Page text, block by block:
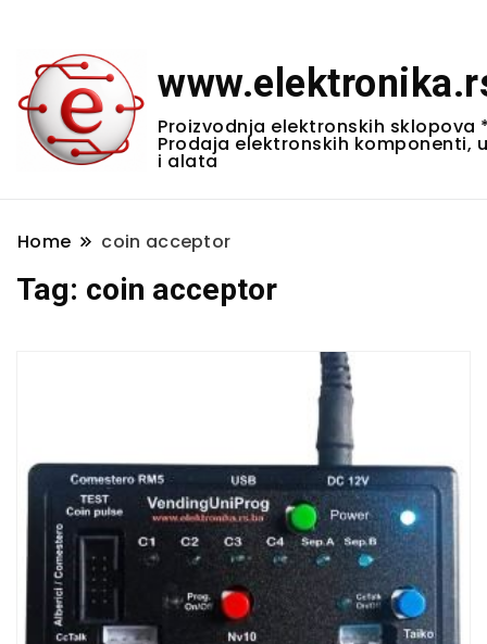
Proizvodnja elektronskih sklopova
Prodaja elektronskih komponenti,
i alata
Home coin acceptor
Tag: coin acceptor